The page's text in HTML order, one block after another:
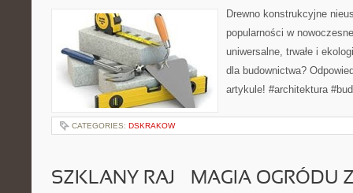
Drewno konstrukcyjne
popularności w
uniwersalne, trwałe i
dla budownictwa?
artykule! #architektura
CATEGORIES: DSKRAKOW
SZKLANY RAJ – MAGIA OGRÓDU